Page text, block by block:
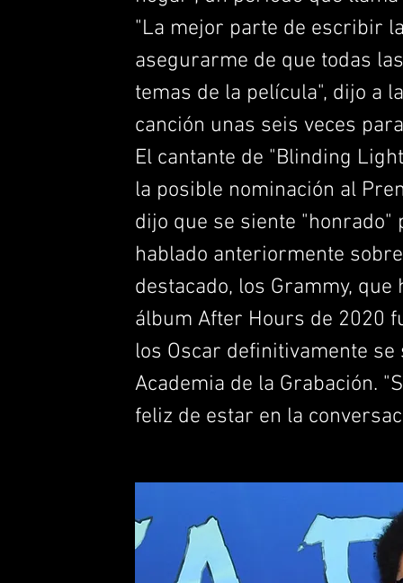
"La mejor parte de escribir
asegurarme de que todas
temas de la película", dijo a
canción unas seis veces
El cantante de "Blinding
la posible nominación al
dijo que se siente "honrado"
hablado anteriormente
destacado, los Grammy,
álbum After Hours de 2020
los Oscar definitivamente
Academia de la Grabación.
feliz de estar en la